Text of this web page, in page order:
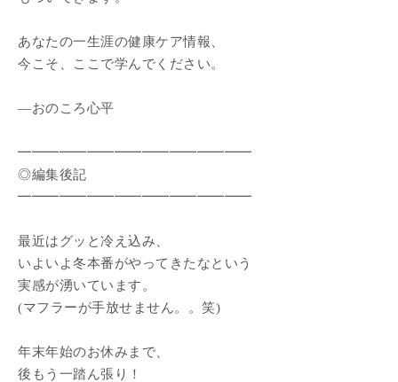
あなたの一生涯の健康ケア情報、
今こそ、ここで学んでください。
―おのころ心平
━━━━━━━━━━━━━━━━━
◎編集後記
━━━━━━━━━━━━━━━━━
最近はグッと冷え込み、
いよいよ冬本番がやってきたなという
実感が湧いています。
(マフラーが手放せません。。笑)
年末年始のお休みまで、
後もう一踏ん張り！